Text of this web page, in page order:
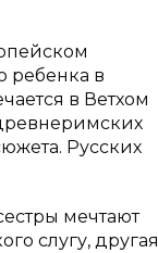
ребенка в
в Ветхом
Русских
мечтают
слугу, другая